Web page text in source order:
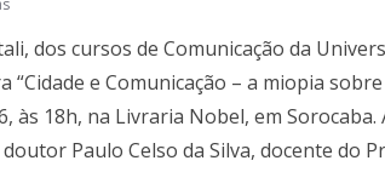
dos cursos de Comunicação da
“Cidade e Comunicação – a miopia
às 18h, na Livraria Nobel, em
Paulo Celso da Silva, docente do